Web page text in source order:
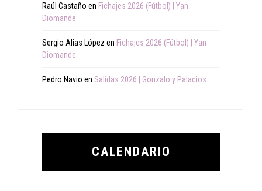
Raúl Castaño en Fichajes 2026 (Fútbol) | Yan
Diomande
Sergio Alias López en Fichajes 2026 (Fútbol) | Yan
Diomande
Pedro Navio en Salidas 2026 | Gonzalo y Palacios
CALENDARIO